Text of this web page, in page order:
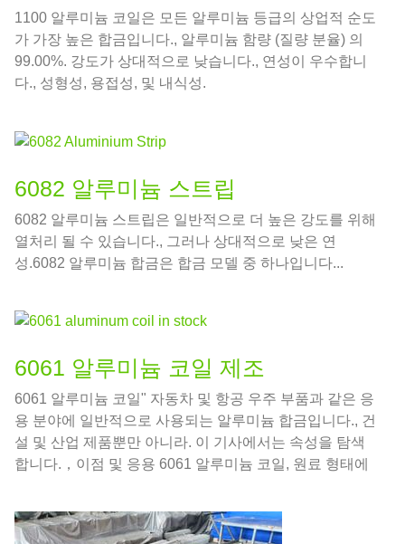
1100 알루미늄 코일은 모든 알루미늄 등급의 상업적 순도
가 가장 높은 합금입니다., 알루미늄 함량 (질량 분율) 의
99.00%. 강도가 상대적으로 낮습니다., 연성이 우수합니
다., 성형성, 용접성, 및 내식성.
6082 알루미늄 스트립
6082 알루미늄 스트립은 일반적으로 더 높은 강도를 위해
열처리 될 수 있습니다., 그러나 상대적으로 낮은 연
성.6082 알루미늄 합금은 합금 모델 중 하나입니다...
6061 알루미늄 코일 제조
6061 알루미늄 코일" 자동차 및 항공 우주 부품과 같은 응
용 분야에 일반적으로 사용되는 알루미늄 합금입니다., 건
설 및 산업 제품뿐만 아니라. 이 기사에서는 속성을 탐색
합니다.，이점 및 응용 6061 알루미늄 코일, 원료 형태에